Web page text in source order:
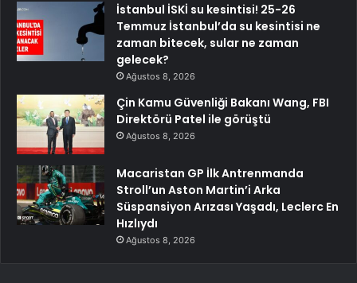
İstanbul İSKİ su kesintisi! 25-26
Temmuz İstanbul’da su kesintisi ne
zaman bitecek, sular ne zaman
gelecek?
Ağustos 8, 2026
Çin Kamu Güvenliği Bakanı Wang, FBI
Direktörü Patel ile görüştü
Ağustos 8, 2026
Macaristan GP İlk Antrenmanda
Stroll’un Aston Martin’i Arka
Süspansiyon Arızası Yaşadı, Leclerc En
Hızlıydı
Ağustos 8, 2026